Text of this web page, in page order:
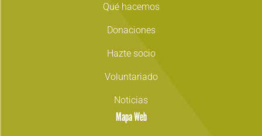
Qué hacemos
Donaciones
Hazte socio
Voluntariado
Noticias
Mapa Web